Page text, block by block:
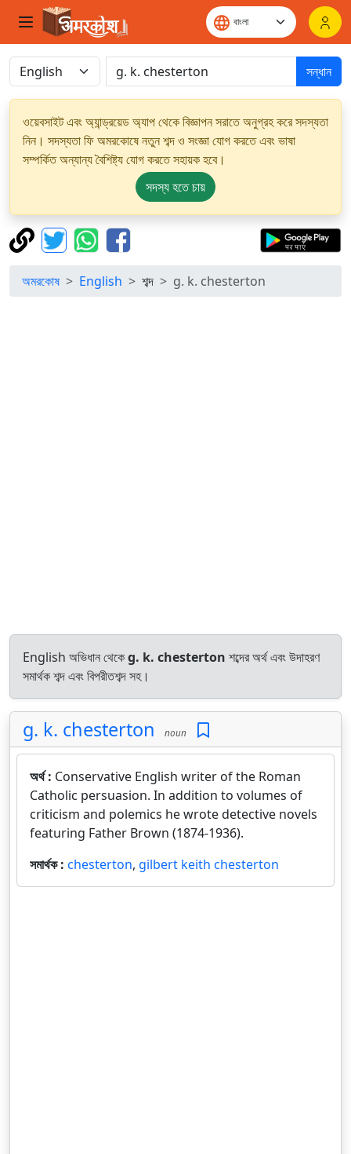
সন্ধান
ওয়েবসাইট এবং অ্যান্ড্রয়েড অ্যাপ থেকে বিজ্ঞাপন সরাতে অনুগ্রহ করে সদস্যতা
নিন। সদস্যতা ফি অমরকোষে নতুন শব্দ ও সংজ্ঞা যোগ করতে এবং ভাষা
সম্পর্কিত অন্যান্য বৈশিষ্ট্য যোগ করতে সহায়ক হবে।
সদস্য হতে চায়
অমরকোষ English শব্দ g. k. chesterton
English অভিধান থেকেg. k. chesterton শব্দের অর্থ এবং উদাহরণ
সমার্থক শব্দ এবং বিপরীতশব্দ সহ।
g. k. chesterton noun
অর্থ : Conservative English writer of the Roman
Catholic persuasion. In addition to volumes of
criticism and polemics he wrote detective novels
featuring Father Brown (1874-1936).
সমার্থক : chesterton, gilbert keith chesterton